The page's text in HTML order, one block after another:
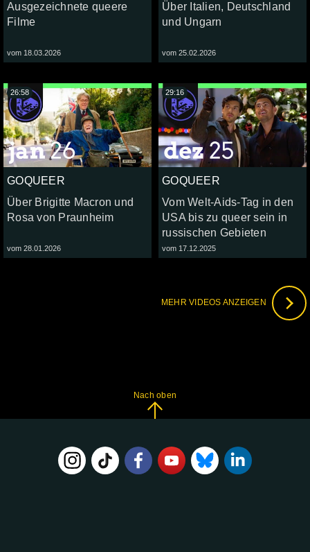
Ausgezeichnete queere
Filme
vom 18.03.2026
Über Italien, Deutschland
und Ungarn
vom 25.02.2026
GOQUEER
Über Brigitte Macron und
Rosa von Praunheim
vom 28.01.2026
26:58
GOQUEER
Vom Welt-Aids-Tag in den
USA bis zu queer sein in
russischen Gebieten
vom 17.12.2025
29:16
MEHR VIDEOS ANZEIGEN
Nach oben